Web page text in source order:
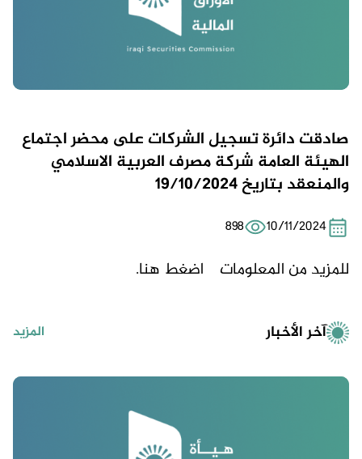
صادقت دائرة تسجيل الشركات على محضر اجتماع
الهيئة العامة شركة مصرف العربية الاسلامي
والمنعقد بتاريخ 19/10/2024
10/11/2024
898
للمزيد من المعلومات اضغط هنا.
آخر الأخبار المزيد